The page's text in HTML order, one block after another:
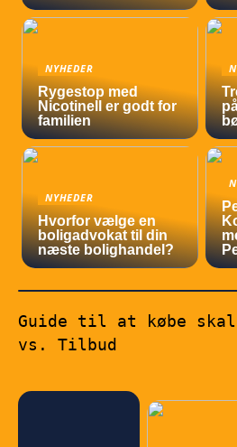
NYHEDER
Rygestop med
Nicotinell er godt for
familien
NYHEDER
Hvorfor vælge en
boligadvokat til din
næste bolighandel?
Guide til at købe
vs. Tilbud